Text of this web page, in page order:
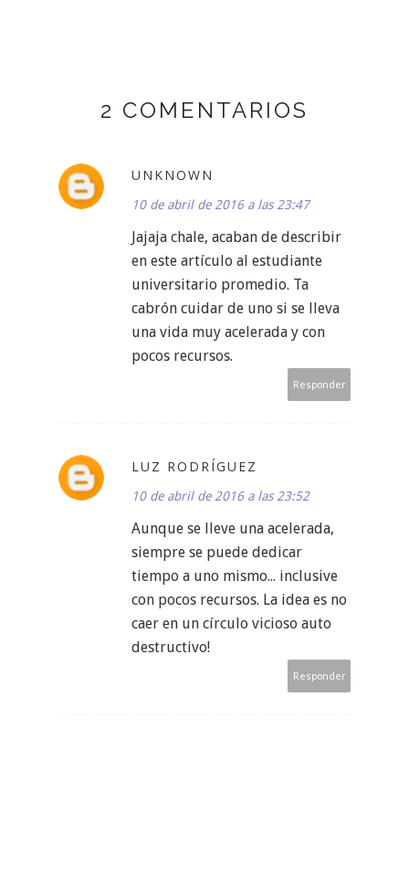
2 COMENTARIOS
UNKNOWN
10 de abril de 2016 a las 23:47
Jajaja chale, acaban de describir
en este artículo al estudiante
universitario promedio. Ta
cabrón cuidar de uno si se lleva
una vida muy acelerada y con
pocos recursos.
Responder
LUZ RODRÍGUEZ
10 de abril de 2016 a las 23:52
Aunque se lleve una acelerada,
siempre se puede dedicar
tiempo a uno mismo... inclusive
con pocos recursos. La idea es no
caer en un círculo vicioso auto
destructivo!
Responder